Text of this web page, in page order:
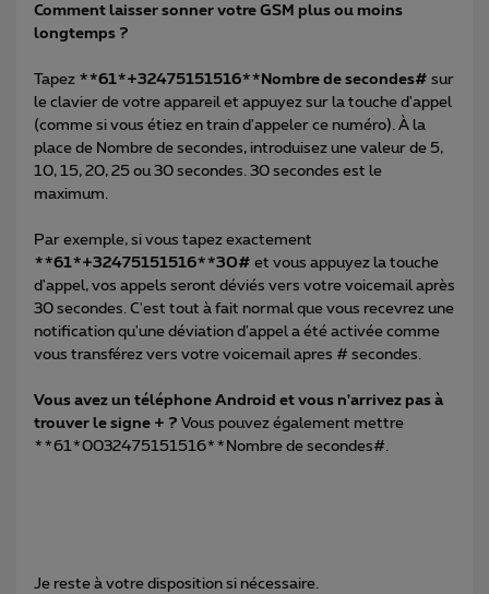
Comment laisser sonner votre GSM plus ou moins
longtemps ?
Tapez **61*+32475151516**Nombre de secondes# sur
le clavier de votre appareil et appuyez sur la touche d'appel
(comme si vous étiez en train d'appeler ce numéro). À la
place de Nombre de secondes, introduisez une valeur de 5,
10, 15, 20, 25 ou 30 secondes. 30 secondes est le
maximum.
Par exemple, si vous tapez exactement
**61*+32475151516**30# et vous appuyez la touche
d'appel, vos appels seront déviés vers votre voicemail après
30 secondes. C'est tout à fait normal que vous recevrez une
notification qu'une déviation d'appel a été activée comme
vous transférez vers votre voicemail apres # secondes.
Vous avez un téléphone Android et vous n'arrivez pas à
trouver le signe + ? Vous pouvez également mettre
**61*0032475151516**Nombre de secondes#.
Je reste à votre disposition si nécessaire.